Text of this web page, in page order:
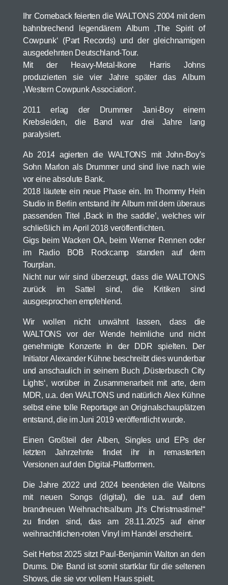
Ihr Comeback feierten die WALTONS 2004 mit dem
bahnbrechend legendärem Album ‚The Spirit of
Cowpunk‘ (Part Records) und der gleichnamigen
ausgedehnten Deutschland-Tour.
Mit der Heavy-Metal-Ikone Harris Johns
produzierten sie vier Jahre später das Album
‚Western Cowpunk Association‘.
2011 erlag der Drummer Jani-Boy einem
Krebsleiden, die Band war drei Jahre lang
paralysiert.
Ab 2014 agierten die WALTONS mit John-Boy’s
Sohn Marlon als Drummer und sind live nach wie
vor eine absolute Bank.
2018 läutete ein neue Phase ein. Im Thommy Hein
Studio in Berlin entstand ihr Album mit dem überaus
passenden Titel ‚Back in the saddle’, welches wir
schließlich im April 2018 veröffentlichten.
Gigs beim Wacken OA, beim Werner Rennen oder
im Radio BOB Rockcamp standen auf dem
Tourplan.
Nicht nur wir sind überzeugt, dass die WALTONS
zurück im Sattel sind, die Kritiken sind
ausgesprochen empfehlend.
Wir wollen nicht unwähnt lassen, dass die
WALTONS vor der Wende heimliche und nicht
genehmigte Konzerte in der DDR spielten. Der
Initiator Alexander Kühne beschreibt dies wunderbar
und anschaulich in seinem Buch ,Düsterbusch City
Lights‘, worüber in Zusammenarbeit mit arte, dem
MDR, u.a. den WALTONS und natürlich Alex Kühne
selbst eine tolle Reportage an Originalschauplätzen
entstand, die im Juni 2019 veröffentlicht wurde.
Einen Großteil der Alben, Singles und EPs der
letzten Jahrzehnte findet ihr in remasterten
Versionen auf den Digital-Plattformen.
Die Jahre 2022 und 2024 beendeten die Waltons
mit neuen Songs (digital), die u.a. auf dem
brandneuen Weihnachtsalbum „It’s Christmastime!“
zu finden sind, das am 28.11.2025 auf einer
weihnachtlichen-roten Vinyl im Handel erscheint.
Seit Herbst 2025 sitzt Paul-Benjamin Walton an den
Drums. Die Band ist somit startklar für die seltenen
Shows, die sie vor vollem Haus spielt.